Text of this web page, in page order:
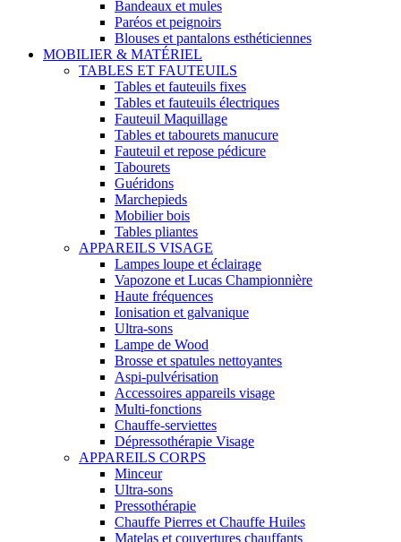
Bandeaux et mules
Paréos et peignoirs
Blouses et pantalons esthéticiennes
MOBILIER & MATÉRIEL
TABLES ET FAUTEUILS
Tables et fauteuils fixes
Tables et fauteuils électriques
Fauteuil Maquillage
Tables et tabourets manucure
Fauteuil et repose pédicure
Tabourets
Guéridons
Marchepieds
Mobilier bois
Tables pliantes
APPAREILS VISAGE
Lampes loupe et éclairage
Vapozone et Lucas Championnière
Haute fréquences
Ionisation et galvanique
Ultra-sons
Lampe de Wood
Brosse et spatules nettoyantes
Aspi-pulvérisation
Accessoires appareils visage
Multi-fonctions
Chauffe-serviettes
Dépressothérapie Visage
APPAREILS CORPS
Minceur
Ultra-sons
Pressothérapie
Chauffe Pierres et Chauffe Huiles
Matelas et couvertures chauffants